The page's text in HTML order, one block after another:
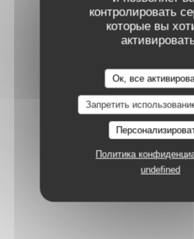
контролировать
которые вы
Ок, все
Запретить
Политика
undefined